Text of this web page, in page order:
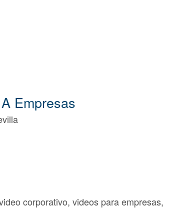
Empresas
corporativo, videos para empresas,